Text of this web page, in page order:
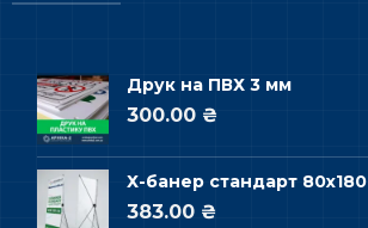
Друк на ПВХ 3 мм
300.00 ₴
Х-банер стандарт 80х180
383.00 ₴